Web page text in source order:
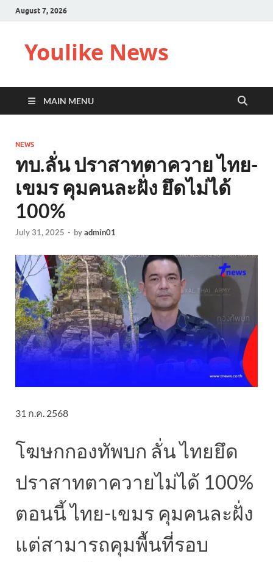
August 7, 2026
Youlike News
MAIN MENU
NEWS
ทบ.ลั่น ปราสาทตาควาย ไทย-
เขมร คุมคนละฝั่ง ยึดไม่ได้
100%
July 31, 2025 - byadmin01
31 ก.ค. 2568
โฆษกกองทัพบก ลั่น ไทยยึด
ปราสาทตาควายไม่ได้ 100%
ตอนนี้ ไทย-เขมร คุมคนละฝั่ง
แต่สามารถคุมพื้นที่รอบ